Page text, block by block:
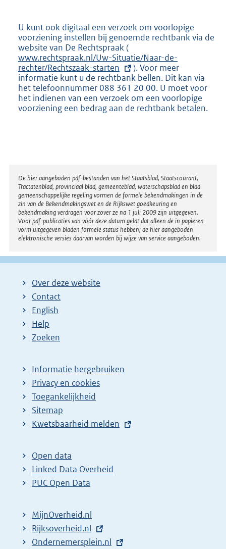
U kunt ook digitaal een verzoek om voorlopige
voorziening instellen bij genoemde rechtbank via de
website van De Rechtspraak (
x
t
e
r
n
e
www.rechtspraak.nl/Uw-Situatie/Naar-de-
rechter/Rechtszaak-starten
). Voor meer
informatie kunt u de rechtbank bellen. Dit kan via
het telefoonnummer 088 361 20 00. U moet voor
het indienen van een verzoek om een voorlopige
voorziening een bedrag aan de rechtbank betalen.
Disclaimer
De hier aangeboden pdf-bestanden van het Staatsblad, Staatscourant,
Tractatenblad, provinciaal blad, gemeenteblad, waterschapsblad en blad
gemeenschappelijke regeling vormen de formele bekendmakingen in de
zin van de Bekendmakingswet en de Rijkswet goedkeuring en
bekendmaking verdragen voor zover ze na 1 juli 2009 zijn uitgegeven.
Voor pdf-publicaties van vóór deze datum geldt dat alleen de in papieren
vorm uitgegeven bladen formele status hebben; de hier aangeboden
elektronische versies daarvan worden bij wijze van service aangeboden.
Over deze website
Contact
English
Help
Zoeken
Informatie hergebruiken
Privacy en cookies
Toegankelijkheid
Sitemap
E
t
e
r
l
i
n
Kwetsbaarheid melden
Open data
Linked Data Overheid
PUC Open Data
MijnOverheid.nl
E
x
Rijksoverheid.nl
E
Ondernemersplein.nl